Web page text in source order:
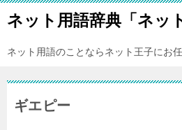
ネット用語辞典「ネッ
ネット用語のことならネット王子にお
ギエピー